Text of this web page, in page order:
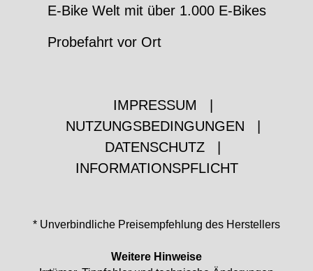
E-Bike Welt mit über 1.000 E-Bikes
Probefahrt vor Ort
IMPRESSUM
NUTZUNGSBEDINGUNGEN
DATENSCHUTZ
INFORMATIONSPFLICHT
* Unverbindliche Preisempfehlung des Herstellers
Weitere Hinweise